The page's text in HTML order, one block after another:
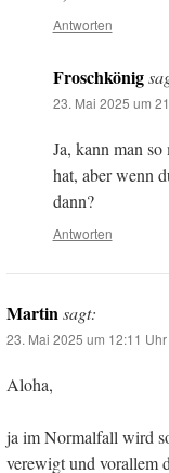
Antworten
Froschkönig
23. Mai 2025 um
Ja, kann man
hat, aber wenn
dann?
Antworten
Martinsagt:
23. Mai 2025 um 12:11 Uhr
Aloha,
ja im Normalfall wird
verewigt und vorallem